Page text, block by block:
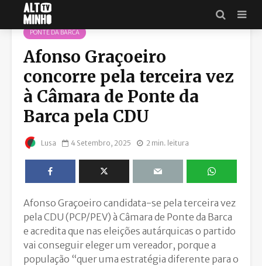
PONTE DA BARCA
Afonso Graçoeiro
concorre pela terceira vez
à Câmara de Ponte da
Barca pela CDU
Lusa 4 Setembro, 2025 2 min. leitura
Afonso Graçoeiro candidata-se pela terceira vez
pela CDU (PCP/PEV) à Câmara de Ponte da Barca
e acredita que nas eleições autárquicas o partido
vai conseguir eleger um vereador, porque a
população “quer uma estratégia diferente para o